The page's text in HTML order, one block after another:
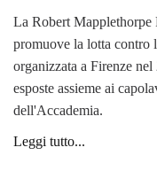
La Robert Mapplethorpe
promuove la lotta contro
organizzata a Firenze
esposte assieme ai
dell'Accademia.
Leggi tutto...